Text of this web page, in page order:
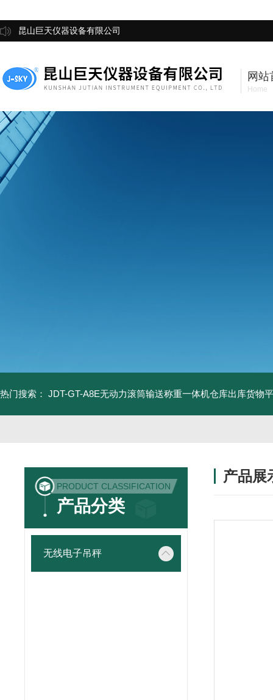
昆山巨天仪器设备有限公司
网站
Home
热门搜索： JDT-GT-A8E无动力滚筒输送称重一体机仓库出库货物
PRODUCT CLASSIFICATION
产品分类
无线电子吊秤
产品展